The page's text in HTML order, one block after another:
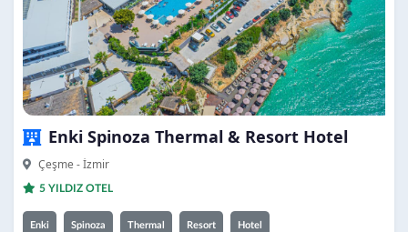
Enki Spinoza Thermal & Resort Hotel
Çeşme - İzmir
5 YILDIZ OTEL
Enki Spinoza Thermal Resort Hotel